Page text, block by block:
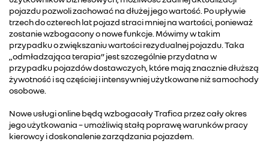
pojazdu pozwoli zachować na dłużej jego wartość. Po upływie
trzech do czterech lat pojazd straci mniej na wartości, ponieważ
zostanie wzbogacony o nowe funkcje. Mówimy w takim
przypadku o zwiększaniu wartości rezydualnej pojazdu. Taka
„odmładzająca terapia” jest szczególnie przydatna w
przypadku pojazdów dostawczych, które mają znacznie dłuższą
żywotność i są częściej i intensywniej użytkowane niż samochody
osobowe.
Nowe usługi online będą wzbogacały Trafica przez cały okres
jego użytkowania – umożliwią stałą poprawę warunków pracy
kierowcy i doskonalenie zarządzania pojazdem.